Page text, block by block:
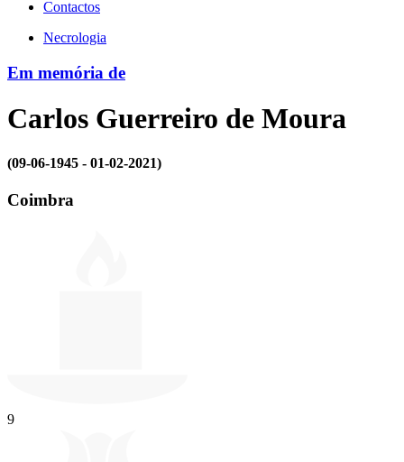
Contactos
Necrologia
Em memória de
Carlos Guerreiro de Moura
(09-06-1945 - 01-02-2021)
Coimbra
9